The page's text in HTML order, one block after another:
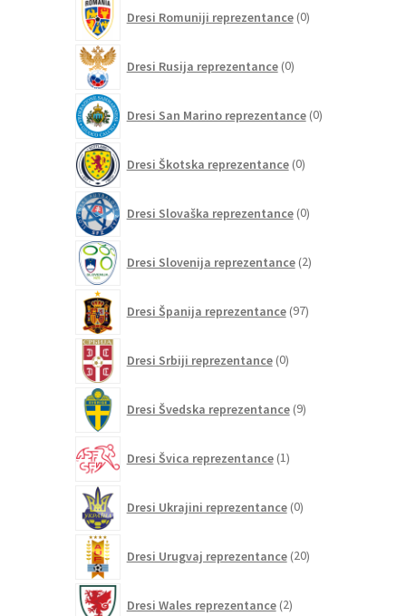
Dresi Romuniji reprezentance 0izdelkov
Dresi Rusija reprezentance 0izdelkov
Dresi San Marino reprezentance 0izdelkov
Dresi Škotska reprezentance 0izdelkov
Dresi Slovaška reprezentance 0izdelkov
Dresi Slovenija reprezentance 2izdelka
Dresi Španija reprezentance 97izdelkov
Dresi Srbiji reprezentance 0izdelkov
Dresi Švedska reprezentance 9izdelkov
Dresi Švica reprezentance 1izdelek
Dresi Ukrajini reprezentance 0izdelkov
Dresi Urugvaj reprezentance 20izdelkov
Dresi Wales reprezentance 2izdelka